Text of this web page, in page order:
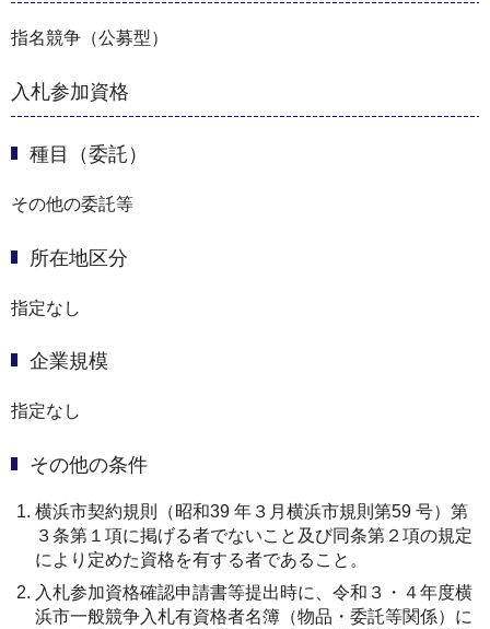
指名競争（公募型）
入札参加資格
種目（委託）
その他の委託等
所在地区分
指定なし
企業規模
指定なし
その他の条件
横浜市契約規則（昭和39 年３月横浜市規則第59 号）第
３条第１項に掲げる者でないこと及び同条第２項の規定
により定めた資格を有する者であること。
入札参加資格確認申請書等提出時に、令和３・４年度横
浜市一般競争入札有資格者名簿（物品・委託等関係）に